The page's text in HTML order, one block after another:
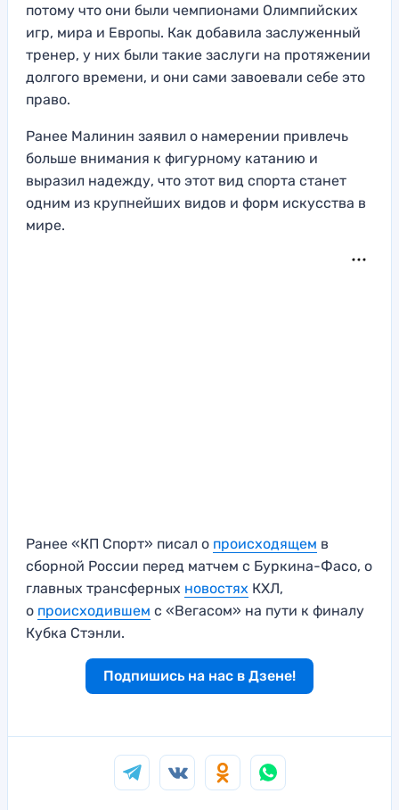
потому что они были чемпионами Олимпийских
игр, мира и Европы. Как добавила заслуженный
тренер, у них были такие заслуги на протяжении
долгого времени, и они сами завоевали себе это
право.
Ранее Малинин заявил о намерении привлечь
больше внимания к фигурному катанию и
выразил надежду, что этот вид спорта станет
одним из крупнейших видов и форм искусства в
мире.
Ранее «КП Спорт» писал о происходящем в
сборной России перед матчем с Буркина-Фасо, о
главных трансферных новостях КХЛ,
о происходившем с «Вегасом» на пути к финалу
Кубка Стэнли.
Подпишись на нас в Дзене!